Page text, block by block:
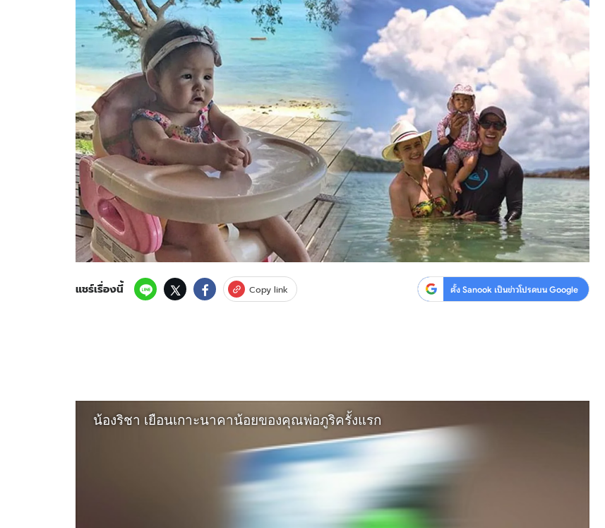
Sanook Choice
นิยาย
ดาวน์โหลดสนุกแอปฟรี ติดตามสนุกโซเชียลได้ที่
สงวนลิขสิทธิ์ © บริษัท อิมเมจ ฟิวเจอร์ (ประเทศไทย) จำกัด
แชร์เรื่องนี้ Copy link ตั้ง Sanook เป็นข่าวโปรดบน Google